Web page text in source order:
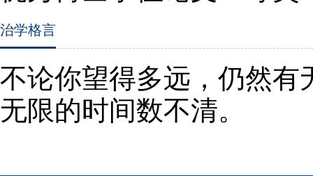
治学格言
不论你望得多远，仍然有
无限的时间数不清。